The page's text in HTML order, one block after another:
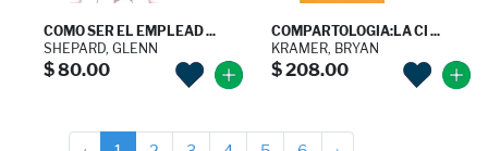
COMO SER EL EMPLEAD ...
SHEPARD, GLENN
$ 80.00
COMPARTOLOGIA:LA CI ...
KRAMER, BRYAN
$ 208.00